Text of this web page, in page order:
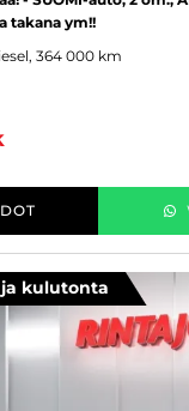
takana ym!!
364 000 km
kulutonta